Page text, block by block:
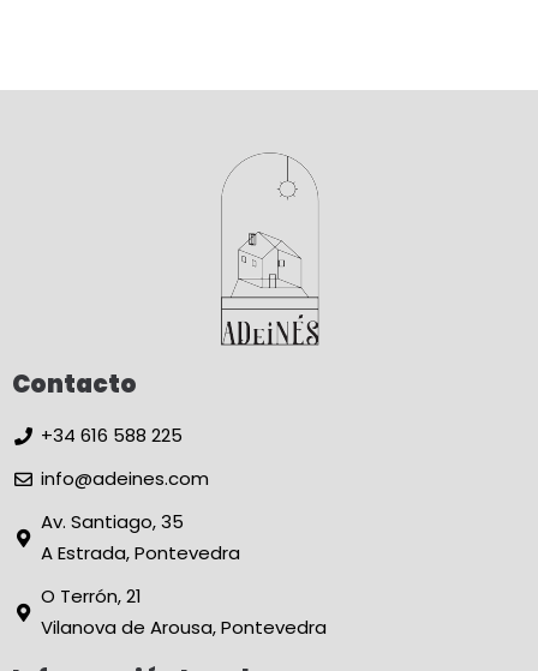
Contacto
+34 616 588 225
info@adeines.com
Av. Santiago, 35
A Estrada, Pontevedra
O Terrón, 21
Vilanova de Arousa, Pontevedra